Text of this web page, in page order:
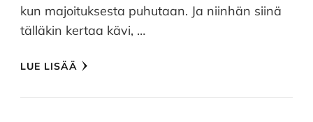
kun majoituksesta puhutaan. Ja niinhän siinä
tälläkin kertaa kävi, …
LUE LISÄÄ